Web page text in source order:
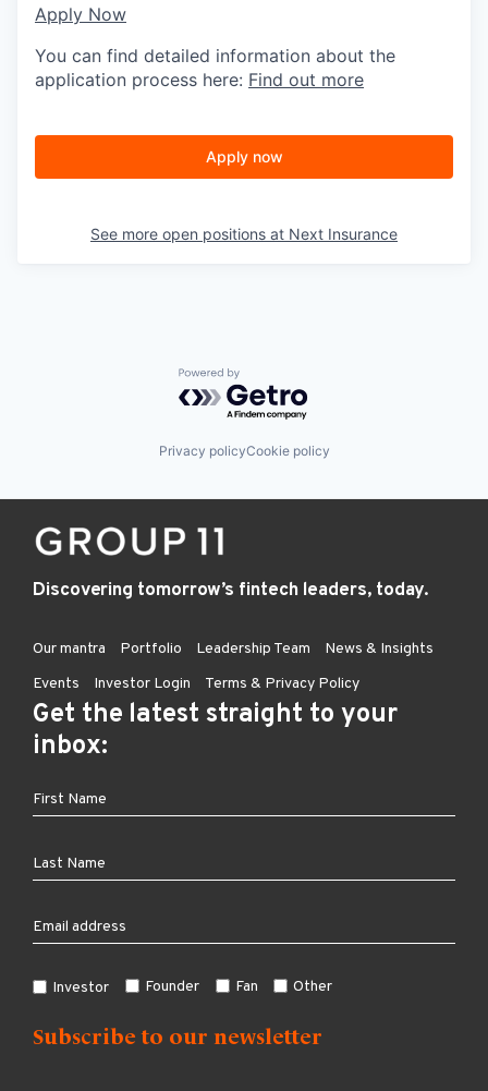
Apply Now
You can find detailed information about the
application process here: Find out more
Apply now
See more open positions at Next Insurance
Powered by Getro.com
Privacy policyCookie policy
Discovering tomorrow’s fintech leaders, today.
Our mantra Portfolio Leadership Team
News & Insights
Events
Investor Login Terms & Privacy Policy
Get the latest straight to your
inbox:
Investor Founder Fan Other